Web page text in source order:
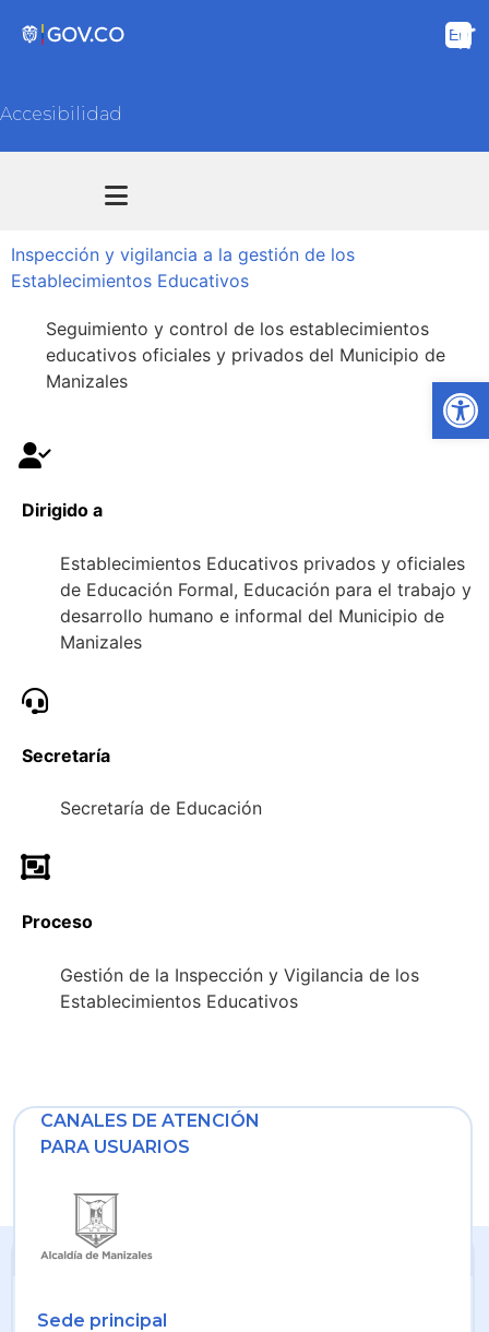
Accesibilidad
Inspección y vigilancia a la gestión de los
Establecimientos Educativos
Seguimiento y control de los establecimientos
educativos oficiales y privados del Municipio de
Manizales
Dirigido a
Establecimientos Educativos privados y oficiales
de Educación Formal, Educación para el trabajo y
desarrollo humano e informal del Municipio de
Manizales
Secretaría
Secretaría de Educación
Proceso
Gestión de la Inspección y Vigilancia de los
Establecimientos Educativos
CANALES DE ATENCIÓN
PARA USUARIOS
Sede principal